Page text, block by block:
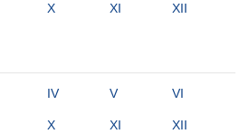
X XI XII
IV V VI
X XI XII